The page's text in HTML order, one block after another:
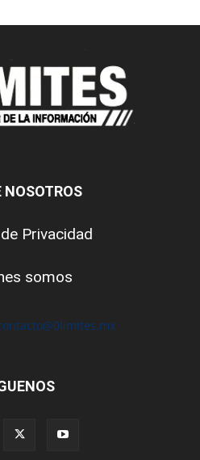
NOSOTROS
Privacidad
somos